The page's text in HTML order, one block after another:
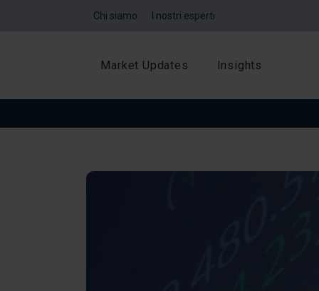
Chi siamo I nostri esperti
Market Updates Insights